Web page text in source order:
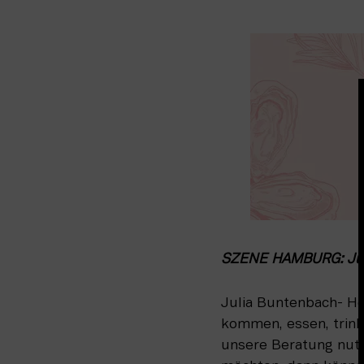
SZENE HAMBURG:
Julia Buntenbach-
kommen, essen,
unsere Beratung